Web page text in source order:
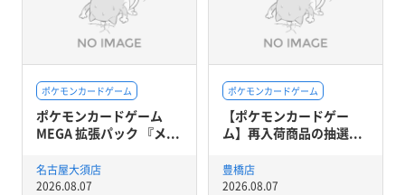
ポケモンカードゲーム
ポケモンカードゲーム
MEGA 拡張パック 『メ...
名古屋大須店
2026.08.07
ポケモンカードゲーム
【ポケモンカードゲー
ム】再入荷商品の抽選...
豊橋店
2026.08.07